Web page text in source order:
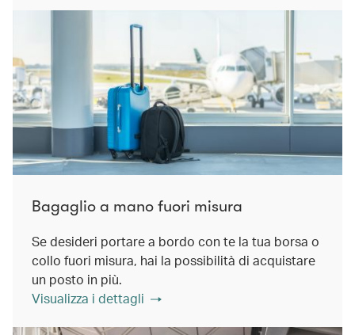
Bagaglio a mano fuori misura
Se desideri portare a bordo con te la tua borsa o
collo fuori misura, hai la possibilità di acquistare
un posto in più.
Visualizza i dettagli